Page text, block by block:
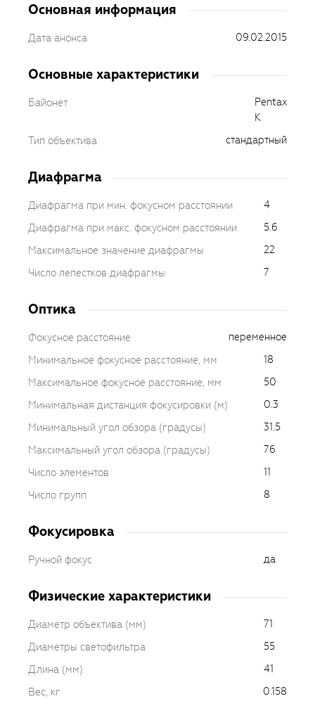
Основная информация
Дата анонса 09.02.2015
Основные характеристики
Байонет
Pentax
K
Тип объектива
стандартный
Диафрагма
Диафрагма при мин. фокусном расстоянии
4
Диафрагма при макс. фокусном расстоянии
5.6
Максимальное значение диафрагмы
22
Число лепестков диафрагмы
7
Оптика
Фокусное расстояние
переменное
Минимальное фокусное расстояние, мм
18
Максимальное фокусное расстояние, мм
50
Минимальная дистанция фокусировки (м)
0.3
Минимальный угол обзора (градусы)
31.5
Максимальный угол обзора (градусы)
76
Число элементов
11
Число групп
8
Фокусировка
Ручной фокус да
Физические характеристики
Диаметр объектива (мм)
71
Диаметры светофильтра
55
Длина (мм)
41
Вес, кг
0.158